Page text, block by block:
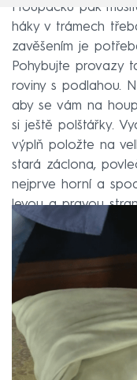
Houpačku pak
háky v trámech
zavěšením je
Pohybujte provazy
roviny s podlahou.
aby se vám na
si ještě polštářky.
výplň položte na
stará záclona,
nejprve horní a
levou a pravou